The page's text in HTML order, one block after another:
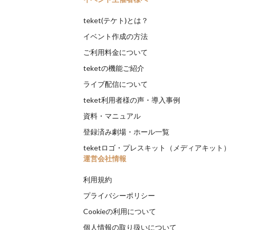
teket(テケト)とは？
イベント作成の方法
ご利用料金について
teketの機能ご紹介
ライブ配信について
teket利用者様の声・導入事例
資料・マニュアル
登録済み劇場・ホール一覧
teketロゴ・プレスキット（メディアキット）
運営会社情報
利用規約
プライバシーポリシー
Cookieの利用について
個人情報の取り扱いについて